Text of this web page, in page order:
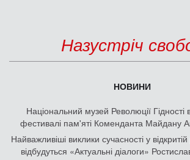
Назустріч
НОВИНИ
Національний музей Революції Гідності
фестивалі пам'яті Коменданта Майдану
Найважливіші виклики сучасності у
відбудуться «Актуальні діалоги»